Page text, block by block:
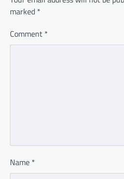
marked *
Comment *
Name *